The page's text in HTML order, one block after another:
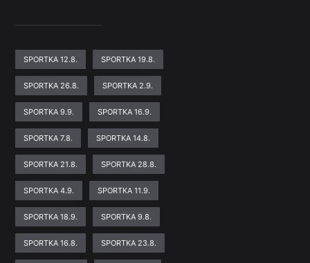
SPORTKA 12.8. SPORTKA 19.8.
SPORTKA 26.8. SPORTKA 2.9.
SPORTKA 9.9. SPORTKA 16.9.
SPORTKA 7.8. SPORTKA 14.8.
SPORTKA 21.8. SPORTKA 28.8.
SPORTKA 4.9. SPORTKA 11.9.
SPORTKA 18.9. SPORTKA 9.8.
SPORTKA 16.8. SPORTKA 23.8.